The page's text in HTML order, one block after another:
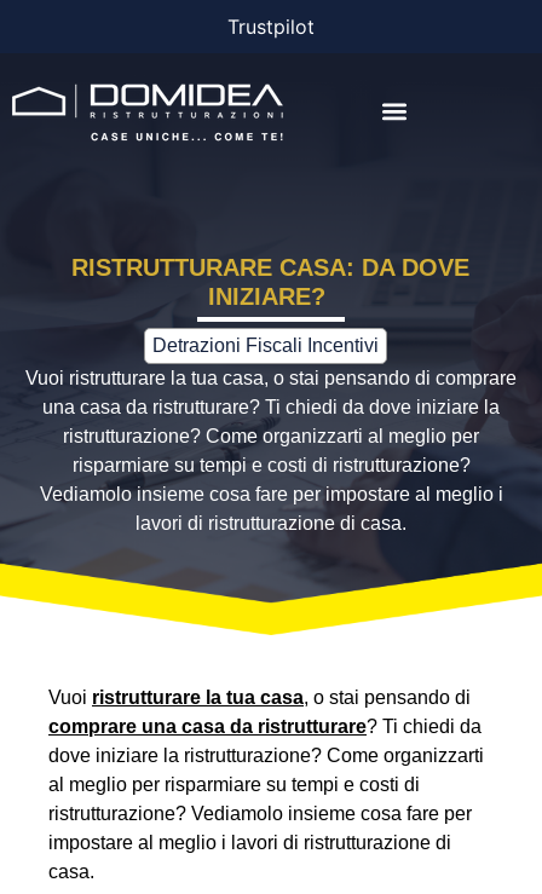
Trustpilot
RISTRUTTURARE CASA: DA DOVE
INIZIARE?
Detrazioni Fiscali Incentivi
Vuoi ristrutturare la tua casa, o stai pensando di comprare
una casa da ristrutturare? Ti chiedi da dove iniziare la
ristrutturazione? Come organizzarti al meglio per
risparmiare su tempi e costi di ristrutturazione?
Vediamolo insieme cosa fare per impostare al meglio i
lavori di ristrutturazione di casa.
Vuoi ristrutturare la tua casa, o stai pensando di
comprare una casa da ristrutturare? Ti chiedi da
dove iniziare la ristrutturazione? Come organizzarti
al meglio per risparmiare su tempi e costi di
ristrutturazione? Vediamolo insieme cosa fare per
impostare al meglio i lavori di ristrutturazione di
casa.